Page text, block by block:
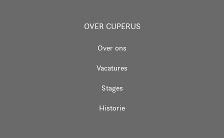
OVER CUPERUS
Over ons
Vacatures
Stages
Historie